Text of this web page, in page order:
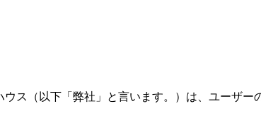
ス（以下「弊社」と言います。）は、ユーザ